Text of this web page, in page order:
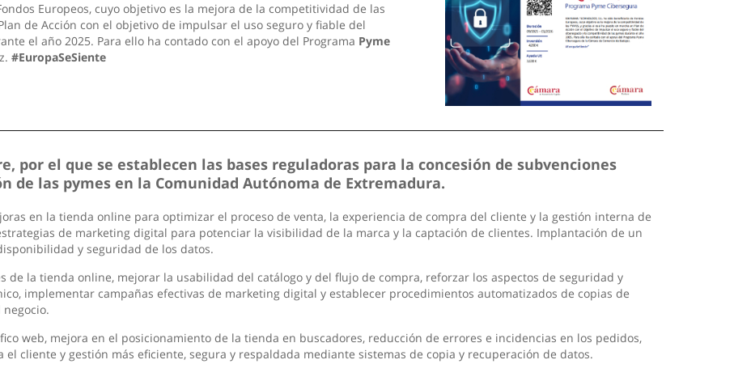
Europeos, cuyo objetivo es la mejora de la competitividad de las
de Acción con el objetivo de impulsar el uso seguro y fiable del
el año 2025. Para ello ha contado con el apoyo del Programa Pyme
#EuropaSeSiente
por el que se establecen las bases reguladoras para la concesión de subvenciones
de las pymes en la Comunidad Autónoma de Extremadura.
en la tienda online para optimizar el proceso de venta, la experiencia de compra del cliente y la gestión interna de
de marketing digital para potenciar la visibilidad de la marca y la captación de clientes. Implantación de un
y seguridad de los datos.
de la tienda online, mejorar la usabilidad del catálogo y del flujo de compra, reforzar los aspectos de seguridad y
implementar campañas efectivas de marketing digital y establecer procedimientos automatizados de copias de
web, mejora en el posicionamiento de la tienda en buscadores, reducción de errores e incidencias en los pedidos,
cliente y gestión más eficiente, segura y respaldada mediante sistemas de copia y recuperación de datos.